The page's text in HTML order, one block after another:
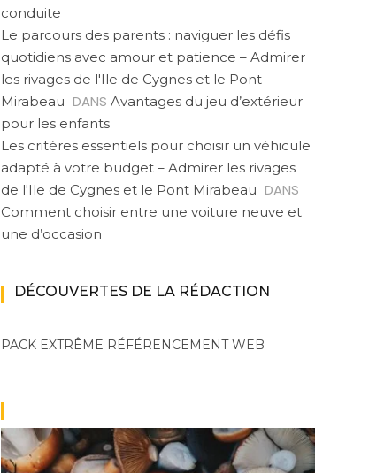
conduite
Le parcours des parents : naviguer les défis
quotidiens avec amour et patience – Admirer
les rivages de l'Ile de Cygnes et le Pont
Mirabeau DANS Avantages du jeu d’extérieur
pour les enfants
Les critères essentiels pour choisir un véhicule
adapté à votre budget – Admirer les rivages
de l'Ile de Cygnes et le Pont Mirabeau DANS
Comment choisir entre une voiture neuve et
une d’occasion
DÉCOUVERTES DE LA RÉDACTION
PACK EXTRÊME RÉFÉRENCEMENT WEB